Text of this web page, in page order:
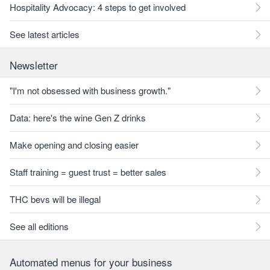
Hospitality Advocacy: 4 steps to get involved
See latest articles
Newsletter
"I'm not obsessed with business growth."
Data: here's the wine Gen Z drinks
Make opening and closing easier
Staff training = guest trust = better sales
THC bevs will be illegal
See all editions
Automated menus for your business